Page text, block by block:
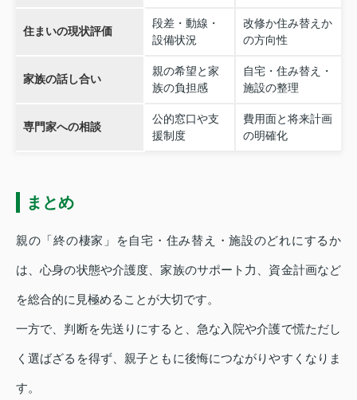
住まいの現状評価
段差・動線・
設備状況
改修か住み替えか
の方向性
家族の話し合い
親の希望と家
族の負担感
自宅・住み替え・
施設の整理
専門家への相談
公的窓口や支
援制度
費用面と将来計画
の明確化
まとめ
親の「終の棲家」を自宅・住み替え・施設のどれにするか
は、心身の状態や介護度、家族のサポート力、資金計画など
を総合的に見極めることが大切です。
一方で、判断を先送りにすると、急な入院や介護で慌ただし
く選ばざるを得ず、親子ともに後悔につながりやすくなりま
す。